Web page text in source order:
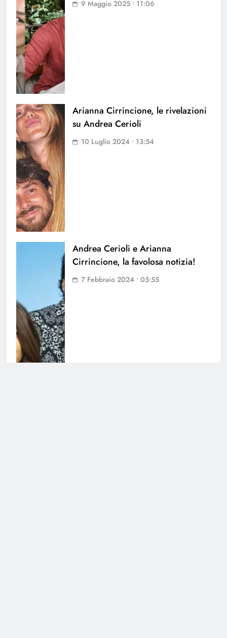
9 Maggio 2025 • 11:06
Arianna Cirrincione, le rivelazioni
su Andrea Cerioli
10 Luglio 2024 • 13:54
Andrea Cerioli e Arianna
Cirrincione, la favolosa notizia!
7 Febbraio 2024 • 05:55